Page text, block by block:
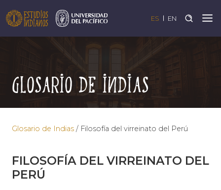
ES EN
Glosario de Indias
Glosario de Indias / Filosofía del virreinato del Perú
FILOSOFÍA DEL VIRREINATO DEL
PERÚ